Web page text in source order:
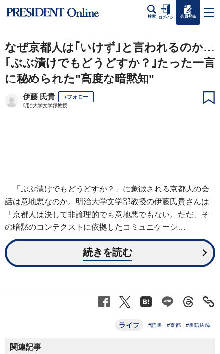
検索 ログイン 会員登録
なぜ京都人は｢いけず｣と言われるのか…
｢ぶぶ漬けでもどうどすか？｣たった一言
に秘められた"高度な暗黙知"
伊藤 氏貴 +フォロー
明治大学文学部教授
「ぶぶ漬けでもどうどすか？」に象徴される京都人の会
話は意地悪なのか。明治大学文学部教授の伊藤氏貴さんは
「京都人は決して非論理的でも意地悪でもない。ただ、そ
の暗黙のコンテクストに依拠したコミュニケーシ…
続きを読む
ライフ #読書 #京都 #書籍抜粋
関連記事